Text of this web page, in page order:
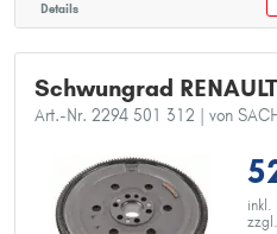
Details
Schwungrad RENAULT
Art.-Nr. 2294 501 312 | von
inkl.
zzgl.